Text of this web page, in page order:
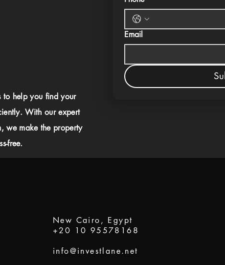
to help you find your
With our expert
we make the property
free.
Email
New Cairo, Egypt
+20 10 95578168
info@investlane.net